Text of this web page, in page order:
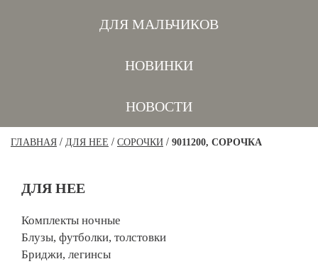
ДЛЯ МАЛЬЧИКОВ
НОВИНКИ
НОВОСТИ
ГЛАВНАЯ / ДЛЯ НЕЕ / СОРОЧКИ / 9011200, СОРОЧКА
ДЛЯ НЕЕ
Комплекты ночные
Блузы, футболки, толстовки
Бриджи, легинсы